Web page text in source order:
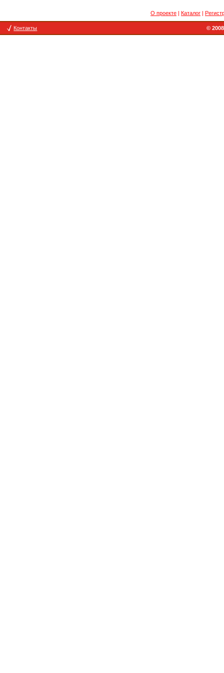
О проекте Каталог
Контакты ©